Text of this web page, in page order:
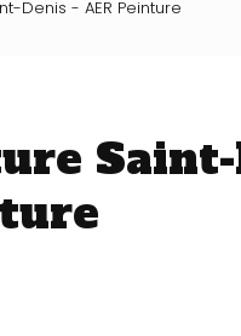
Denis - AER Peinture
Saint-